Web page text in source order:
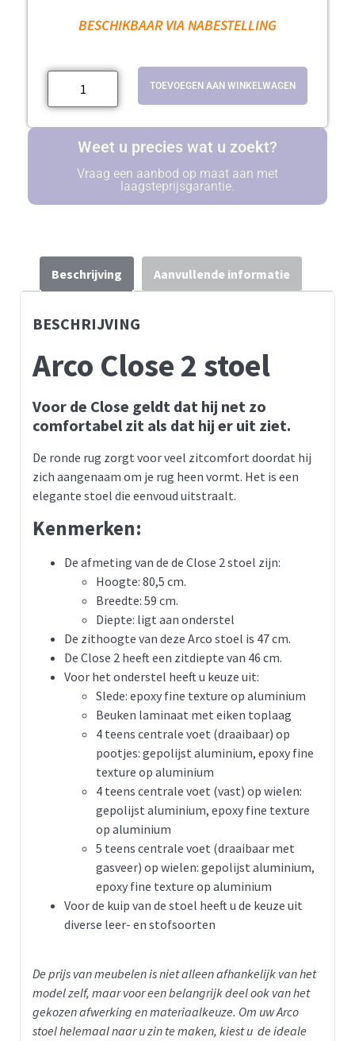
BESCHIKBAAR VIA NABESTELLING
TOEVOEGEN AAN WINKELWAGEN
Weet u precies wat u zoekt?
Vraag een aanbod op maat aan met
laagsteprijsgarantie.
Beschrijving Aanvullende informatie
BESCHRIJVING
Arco Close 2 stoel
Voor de Close geldt dat hij net zo
comfortabel zit als dat hij er uit ziet.
De ronde rug zorgt voor veel zitcomfort doordat hij
zich aangenaam om je rug heen vormt. Het is een
elegante stoel die eenvoud uitstraalt.
Kenmerken:
De afmeting van de de Close 2 stoel zijn:
Hoogte: 80,5 cm.
Breedte: 59 cm.
Diepte: ligt aan onderstel
De zithoogte van deze Arco stoel is 47 cm.
De Close 2 heeft een zitdiepte van 46 cm.
Voor het onderstel heeft u keuze uit:
Slede: epoxy fine texture op aluminium
Beuken laminaat met eiken toplaag
4 teens centrale voet (draaibaar) op
pootjes: gepolijst aluminium, epoxy fine
texture op aluminium
4 teens centrale voet (vast) op wielen:
gepolijst aluminium, epoxy fine texture
op aluminium
5 teens centrale voet (draaibaar met
gasveer) op wielen: gepolijst aluminium,
epoxy fine texture op aluminium
Voor de kuip van de stoel heeft u de keuze uit
diverse leer- en stofsoorten
De prijs van meubelen is niet alleen afhankelijk van het
model zelf, maar voor een belangrijk deel ook van het
gekozen afwerking en materiaalkeuze. Om uw Arco
stoel helemaal naar u zin te maken, kiest u de ideale